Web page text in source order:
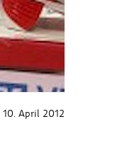
10. April 2012